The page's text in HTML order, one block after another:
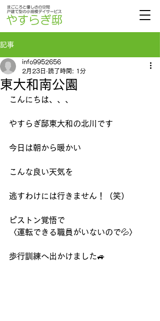
記事
東大和南公園
info9952656
2月23日 読了時間: 1分
こんにちは、、、
やすらぎ邸東大和の北川です
今日は朝から暖かい
こんな良い天気を
逃すわけには行きません！（笑）
ピストン覚悟で
〈運転できる職員がいないので💦〉
歩行訓練へ出かけました🚙